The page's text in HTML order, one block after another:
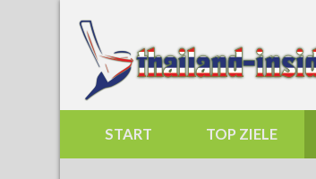
START TOP ZIELE